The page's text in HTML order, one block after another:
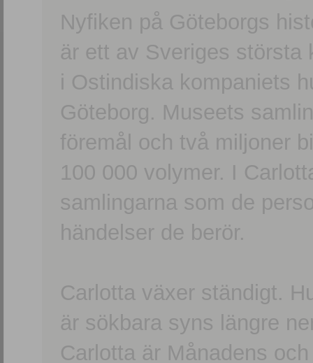
Nyfiken på Göteborgs
är ett av Sveriges största
i Ostindiska kompaniets
Göteborg. Museets
föremål och två miljoner
100 000 volymer. I
samlingarna som de
händelser de berör.
Carlotta växer ständigt.
är sökbara syns längre
Carlotta är Månadens